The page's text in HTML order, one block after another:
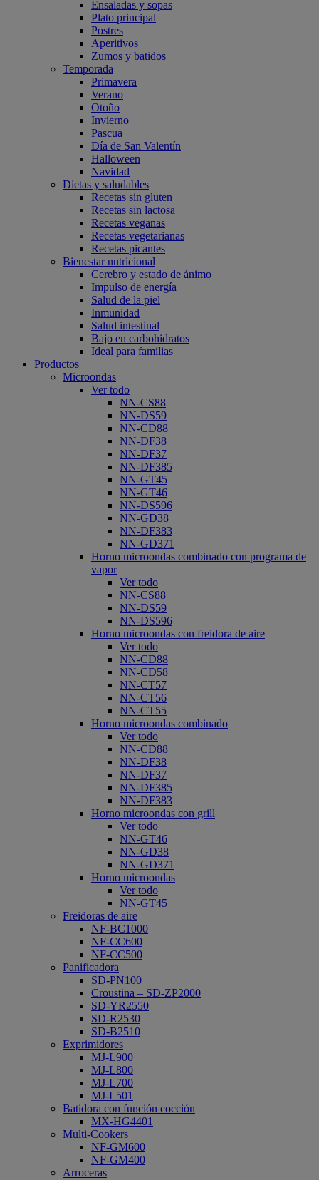
Ensaladas y sopas
Plato principal
Postres
Aperitivos
Zumos y batidos
Temporada
Primavera
Verano
Otoño
Invierno
Pascua
Día de San Valentín
Halloween
Navidad
Dietas y saludables
Recetas sin gluten
Recetas sin lactosa
Recetas veganas
Recetas vegetarianas
Recetas picantes
Bienestar nutricional
Cerebro y estado de ánimo
Impulso de energía
Salud de la piel
Inmunidad
Salud intestinal
Bajo en carbohidratos
Ideal para familias
Productos
Microondas
Ver todo
NN-CS88
NN-DS59
NN-CD88
NN-DF38
NN-DF37
NN-DF385
NN-GT45
NN-GT46
NN-DS596
NN-GD38
NN-DF383
NN-GD371
Horno microondas combinado con programa de
vapor
Ver todo
NN-CS88
NN-DS59
NN-DS596
Horno microondas con freidora de aire
Ver todo
NN-CD88
NN-CD58
NN-CT57
NN-CT56
NN-CT55
Horno microondas combinado
Ver todo
NN-CD88
NN-DF38
NN-DF37
NN-DF385
NN-DF383
Horno microondas con grill
Ver todo
NN-GT46
NN-GD38
NN-GD371
Horno microondas
Ver todo
NN-GT45
Freidoras de aire
NF-BC1000
NF-CC600
NF-CC500
Panificadora
SD-PN100
Croustina – SD-ZP2000
SD-YR2550
SD-R2530
SD-B2510
Exprimidores
MJ-L900
MJ-L800
MJ-L700
MJ-L501
Batidora con función cocción
MX-HG4401
Multi-Cookers
NF-GM600
NF-GM400
Arroceras